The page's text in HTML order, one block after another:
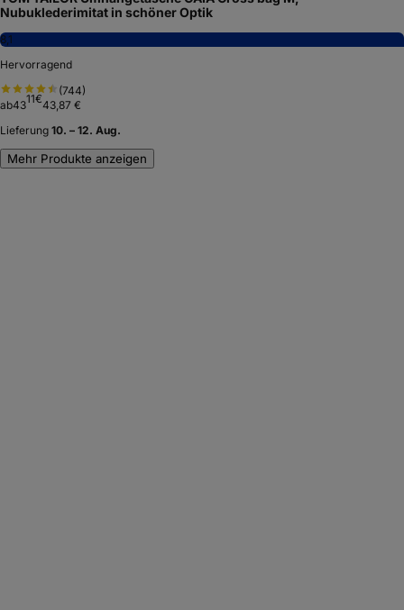
Nubuklederimitat in schöner Optik
8,1
Hervorragend
(744)
ab4311€43,87 €
Lieferung 10. – 12. Aug.
Mehr Produkte anzeigen